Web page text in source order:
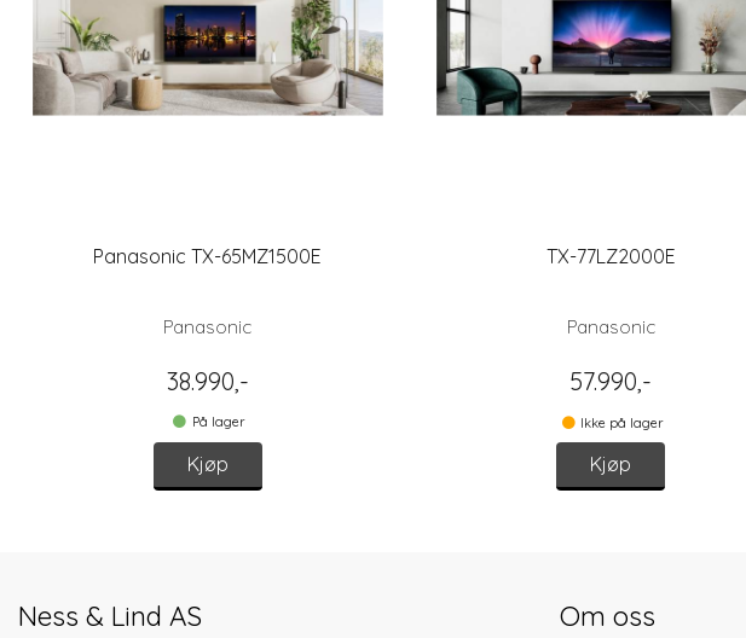
Panasonic TX-65MZ1500E
Panasonic
38.990,-
På lager
Kjøp
TX-77LZ2000E
Panasonic
57.990,-
Ikke på lager
Kjøp
Ness & Lind AS Om oss